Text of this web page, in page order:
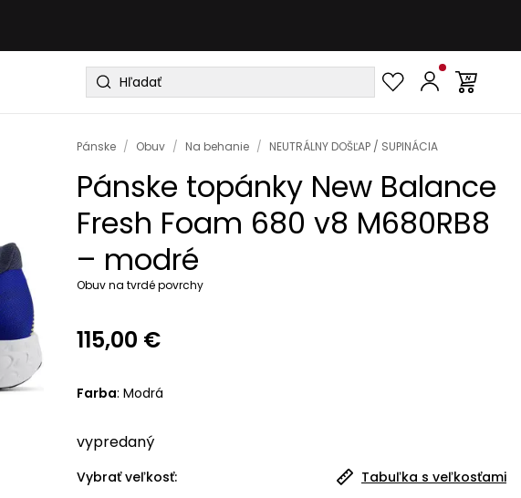
Pánske / Obuv / Na behanie / NEUTRÁLNY DOŠĽAP / SUPINÁCIA
Pánske topánky New Balance
Fresh Foam 680 v8 M680RB8
– modré
Obuv na tvrdé povrchy
115,00 €
Farba: Modrá
vypredaný
Vybrať veľkosť: Tabuľka s veľkosťami